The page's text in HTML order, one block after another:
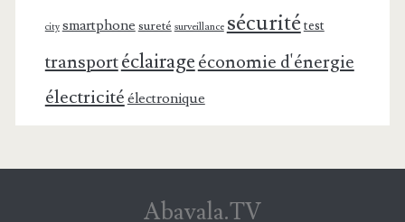
city smartphone sureté surveillance sécuritétest
transportéclairageéconomie d'énergie
électricité électronique
Abavala.TV